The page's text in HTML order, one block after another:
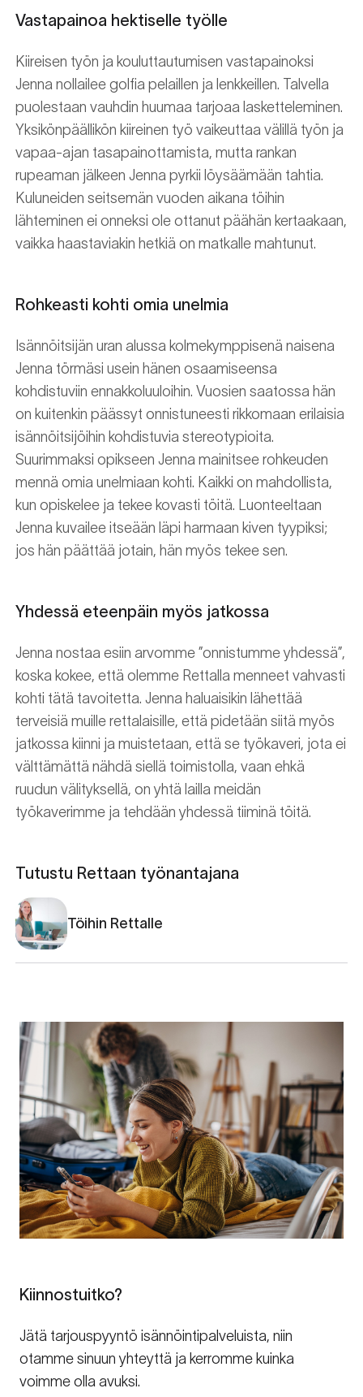
Vastapainoa hektiselle työlle
Kiireisen työn ja kouluttautumisen vastapainoksi
Jenna nollailee golfia pelaillen ja lenkkeillen. Talvella
puolestaan vauhdin huumaa tarjoaa lasketteleminen.
Yksikönpäällikön kiireinen työ vaikeuttaa välillä työn ja
vapaa-ajan tasapainottamista, mutta rankan
rupeaman jälkeen Jenna pyrkii löysäämään tahtia.
Kuluneiden seitsemän vuoden aikana töihin
lähteminen ei onneksi ole ottanut päähän kertaakaan,
vaikka haastaviakin hetkiä on matkalle mahtunut.
Rohkeasti kohti omia unelmia
Isännöitsijän uran alussa kolmekymppisenä naisena
Jenna törmäsi usein hänen osaamiseensa
kohdistuviin ennakkoluuloihin. Vuosien saatossa hän
on kuitenkin päässyt onnistuneesti rikkomaan erilaisia
isännöitsijöihin kohdistuvia stereotypioita.
Suurimmaksi opikseen Jenna mainitsee rohkeuden
mennä omia unelmiaan kohti. Kaikki on mahdollista,
kun opiskelee ja tekee kovasti töitä. Luonteeltaan
Jenna kuvailee itseään läpi harmaan kiven tyypiksi;
jos hän päättää jotain, hän myös tekee sen.
Yhdessä eteenpäin myös jatkossa
Jenna nostaa esiin arvomme ”onnistumme yhdessä”,
koska kokee, että olemme Rettalla menneet vahvasti
kohti tätä tavoitetta. Jenna haluaisikin lähettää
terveisiä muille rettalaisille, että pidetään siitä myös
jatkossa kiinni ja muistetaan, että se työkaveri, jota ei
välttämättä nähdä siellä toimistolla, vaan ehkä
ruudun välityksellä, on yhtä lailla meidän
työkaverimme ja tehdään yhdessä tiiminä töitä.
Tutustu Rettaan työnantajana
Töihin Rettalle
Kiinnostuitko?
Jätä tarjouspyyntö isännöintipalveluista, niin
otamme sinuun yhteyttä ja kerromme kuinka
voimme olla avuksi.